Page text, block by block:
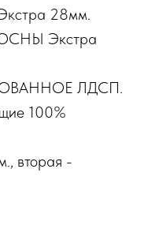
28мм.
Экстра
ЛДСП.
100%
вторая -